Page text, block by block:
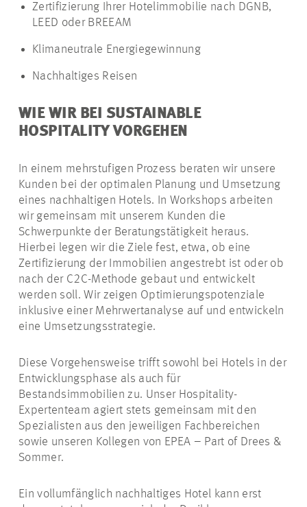
Zertifizierung Ihrer Hotelimmobilie nach DGNB,
LEED oder BREEAM
Klimaneutrale Energiegewinnung
Nachhaltiges Reisen
WIE WIR BEI SUSTAINABLE
HOSPITALITY VORGEHEN
In einem mehrstufigen Prozess beraten wir unsere
Kunden bei der optimalen Planung und Umsetzung
eines nachhaltigen Hotels. In Workshops arbeiten
wir gemeinsam mit unserem Kunden die
Schwerpunkte der Beratungstätigkeit heraus.
Hierbei legen wir die Ziele fest, etwa, ob eine
Zertifizierung der Immobilien angestrebt ist oder ob
nach der C2C-Methode gebaut und entwickelt
werden soll. Wir zeigen Optimierungspotenziale
inklusive einer Mehrwertanalyse auf und entwickeln
eine Umsetzungsstrategie.
Diese Vorgehensweise trifft sowohl bei Hotels in der
Entwicklungsphase als auch für
Bestandsimmobilien zu. Unser Hospitality-
Expertenteam agiert stets gemeinsam mit den
Spezialisten aus den jeweiligen Fachbereichen
sowie unseren Kollegen von EPEA – Part of Drees &
Sommer.
Ein vollumfänglich nachhaltiges Hotel kann erst